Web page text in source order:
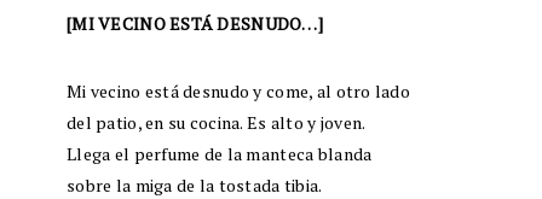
[MI VECINO ESTÁ DESNUDO…]
Mi vecino está desnudo y come, al otro lado
del patio, en su cocina. Es alto y joven.
Llega el perfume de la manteca blanda
sobre la miga de la tostada tibia.